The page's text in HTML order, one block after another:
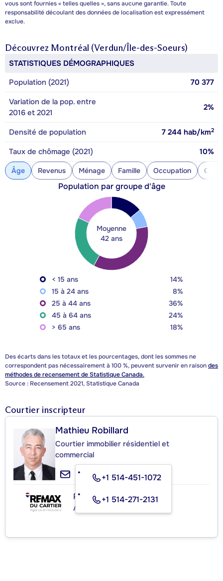
vous sont fournies « telles quelles », sans aucune garantie. Toute
responsabilité découlant des données de localisation est expressément
exclue.
Découvrez Montréal (Verdun/Île-des-Soeurs)
STATISTIQUES DÉMOGRAPHIQUES
Population (2021)
70 377
Variation de la pop. entre
2016 et 2021
2%
Densité de population 7 244 hab/km2
Taux de chômage (2021) 10%
Âge Revenus Ménage Famille Occupation
Population par groupe d'âge
Moyenne
42 ans
< 15 ans
14%
15 à 24 ans
8%
25 à 44 ans
36%
45 à 64 ans
24%
> 65 ans
18%
Des écarts dans les totaux et les pourcentages, dont les sommes ne
correspondent pas nécessairement à 100 %, peuvent survenir en raisondes
méthodes de recensement de Statistique Canada.
Source : Recensement 2021, Statistique Canada
Courtier inscripteur
Mathieu Robillard
Courtier immobilier résidentiel et
commercial
+1 514-451-1072
+1 514-271-2131
RE/MAX DU CARTIER INC.
Agence immobilière